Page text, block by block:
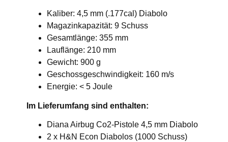
Kaliber: 4,5 mm (.177cal) Diabolo
Magazinkapazität: 9 Schuss
Gesamtlänge: 355 mm
Lauflänge: 210 mm
Gewicht: 900 g
Geschossgeschwindigkeit: 160 m/s
Energie: < 5 Joule
Im Lieferumfang sind enthalten:
Diana Airbug Co2-Pistole 4,5 mm Diabolo
2 x H&N Econ Diabolos (1000 Schuss)